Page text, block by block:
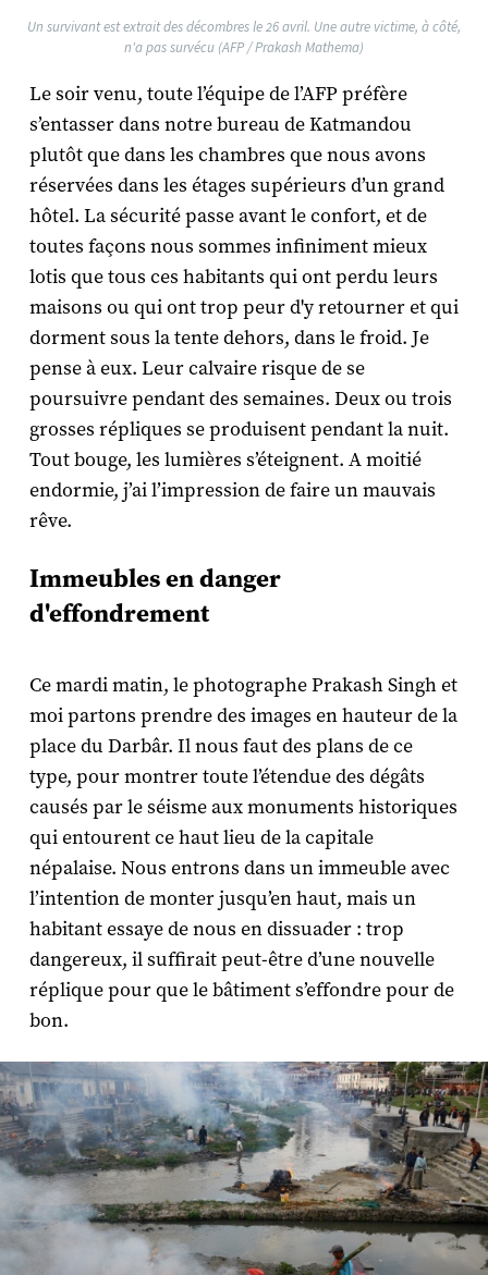
Un survivant est extrait des décombres le 26 avril. Une autre victime, à côté,
n'a pas survécu (AFP / Prakash Mathema)
Le soir venu, toute l’équipe de l’AFP préfère
s’entasser dans notre bureau de Katmandou
plutôt que dans les chambres que nous avons
réservées dans les étages supérieurs d’un grand
hôtel. La sécurité passe avant le confort, et de
toutes façons nous sommes infiniment mieux
lotis que tous ces habitants qui ont perdu leurs
maisons ou qui ont trop peur d'y retourner et qui
dorment sous la tente dehors, dans le froid. Je
pense à eux. Leur calvaire risque de se
poursuivre pendant des semaines. Deux ou trois
grosses répliques se produisent pendant la nuit.
Tout bouge, les lumières s’éteignent. A moitié
endormie, j’ai l’impression de faire un mauvais
rêve.
Immeubles en danger
d'effondrement
Ce mardi matin, le photographe Prakash Singh et
moi partons prendre des images en hauteur de la
place du Darbâr. Il nous faut des plans de ce
type, pour montrer toute l’étendue des dégâts
causés par le séisme aux monuments historiques
qui entourent ce haut lieu de la capitale
népalaise. Nous entrons dans un immeuble avec
l’intention de monter jusqu’en haut, mais un
habitant essaye de nous en dissuader : trop
dangereux, il suffirait peut-être d’une nouvelle
réplique pour que le bâtiment s’effondre pour de
bon.